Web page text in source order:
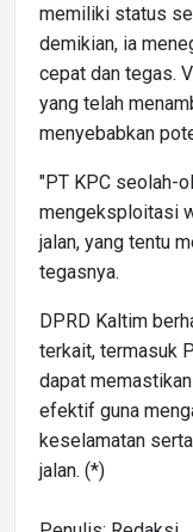
memiliki status
demikian, ia
cepat dan tegas.
yang telah
menyebabkan
"PT KPC seolah-
mengeksploitasi
jalan, yang tentu
tegasnya.
DPRD Kaltim
terkait, termasuk
dapat
efektif guna
keselamatan
jalan. (*)